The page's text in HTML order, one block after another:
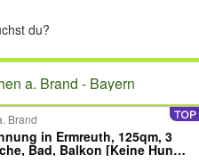
a. Brand - Bayern
Brand
in Ermreuth, 125qm, 3
Bad, Balkon [Keine Hunde